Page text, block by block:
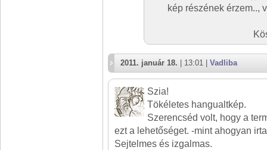
kép részének érzem..,
2011. január 18. | 13:01 | Vadliba
Szia!
Tökéletes hangualtkép.
Szerencséd volt, hogy a
ezt a lehetőséget. -mint ahogyan
Sejtelmes és izgalmas.